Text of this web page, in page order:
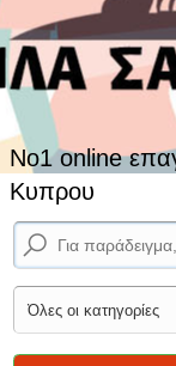
No1 online
Κυπρου